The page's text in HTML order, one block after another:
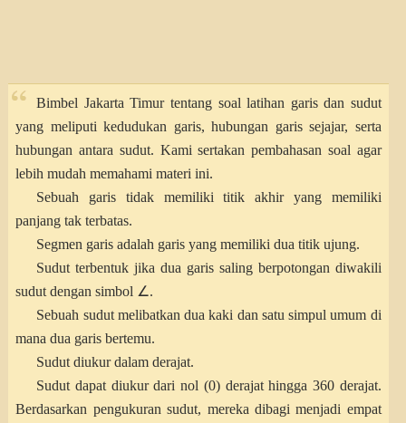
Bimbel Jakarta Timur tentang soal latihan garis dan sudut
yang meliputi kedudukan garis, hubungan garis sejajar, serta
hubungan antara sudut. Kami sertakan pembahasan soal agar
lebih mudah memahami materi ini.
Sebuah garis tidak memiliki titik akhir yang memiliki
panjang tak terbatas.
Segmen garis adalah garis yang memiliki dua titik ujung.
Sudut terbentuk jika dua garis saling berpotongan diwakili
sudut dengan simbol ∠.
Sebuah sudut melibatkan dua kaki dan satu simpul umum di
mana dua garis bertemu.
Sudut diukur dalam derajat.
Sudut dapat diukur dari nol (0) derajat hingga 360 derajat.
Berdasarkan pengukuran sudut, mereka dibagi menjadi empat